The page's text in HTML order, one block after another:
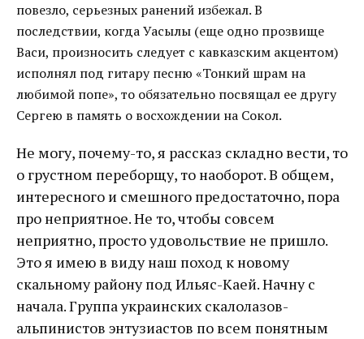
повезло, серьезных ранений избежал. В
последствии, когда Уасылы (еще одно прозвище
Васи, произносить следует с кавказским акцентом)
исполнял под гитару песню «Тонкий шрам на
любимой попе», то обязательно посвящал ее другу
Сергею в память о восхождении на Сокол.
Не могу, почему-то, я рассказ складно вести, то
о грустном переборщу, то наоборот. В общем,
интересного и смешного предостаточно, пора
про неприятное. Не то, чтобы совсем
неприятно, просто удовольствие не пришло.
Это я имею в виду наш поход к новому
скальному району под Ильяс-Каей. Начну с
начала. Группа украинских скалолазов-
альпинистов энтузиастов по всем понятным